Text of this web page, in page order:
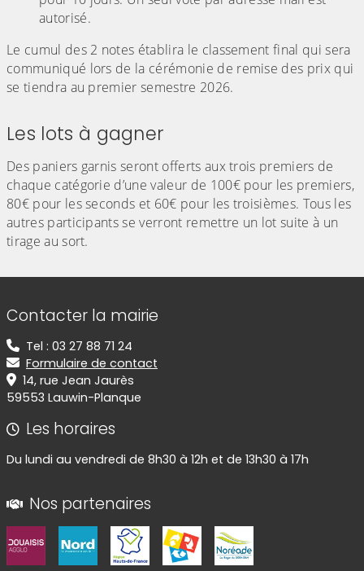
autorisé.
Le cumul des 2 notes établira le classement final qui sera
communiqué lors de la cérémonie de remise des prix qui
se tiendra au premier semestre 2026.
Les lots à gagner
Des paniers garnis seront offerts aux trois premiers de
chaque catégorie d’une valeur de 100€ pour les premiers,
80€ pour les seconds et 60€ pour les troisièmes. Tous les
autres participants se verront remettre un lot suite à un
tirage au sort.
Informations de contact
Contacter la mairie
Tel : 03 27 88 71 24
Formulaire de contact
14, rue Jean Jaurès
59553 Lauwin-Planque
Les horaires
Du lundi au vendredi de 8h30 à 12h et de 13h30 à 17h
Nos partenaires